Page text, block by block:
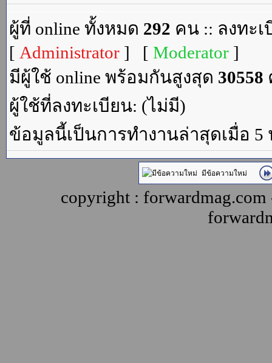
ผู้ที่ online ทั้งหมด 292 คน :: ลงทะ
[ Administrator ] [ Moderator ]
มีผู้ใช้ online พร้อมกันสูงสุด 30558
ผู้ใช้ที่ลงทะเบียน: (ไม่มี)
ข้อมูลนี้เป็นการทำงานล่าสุดเมื่อ 5
มีข้อความใหม่
copyright :